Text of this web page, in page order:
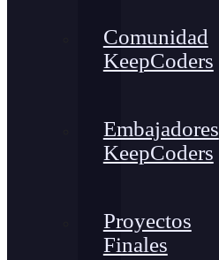
Comunidad
KeepCoders
Embajadores
KeepCoders
Proyectos
Finales